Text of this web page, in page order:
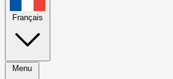
Français
Menu